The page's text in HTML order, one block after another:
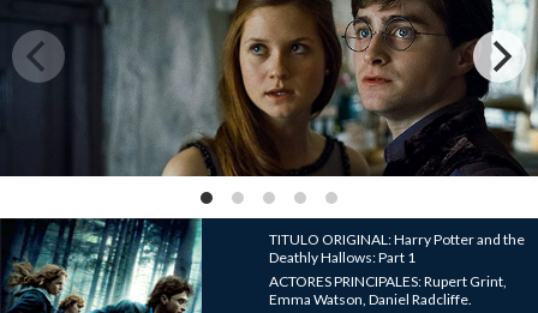
TITULO ORIGINAL: Harry Potter and the
Deathly Hallows: Part 1
ACTORES PRINCIPALES: Rupert Grint,
Emma Watson, Daniel Radcliffe.